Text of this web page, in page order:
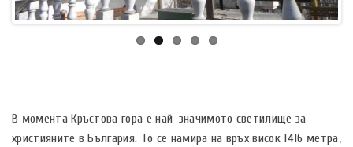
В момента Кръстова гора е най-значимото светилище за
християните в България. То се намира на връх висок 1416 метра,